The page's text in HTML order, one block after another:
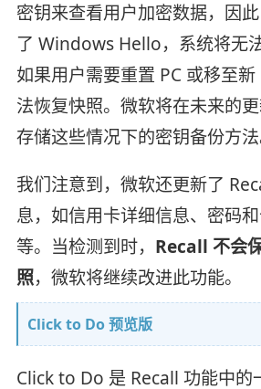
密钥来查看用户加密数据，因
了 Windows Hello，系统将无
如果用户需要重置 PC 或移至
法恢复快照。微软将在未来的
存储这些情况下的密钥备份方法
我们注意到，微软还更新了
息，如信用卡详细信息、密码
等。当检测到时， Recall 不会
照，微软将继续改进此功能。
Click to Do 预览版
Click to Do 是 Recall 功能中的